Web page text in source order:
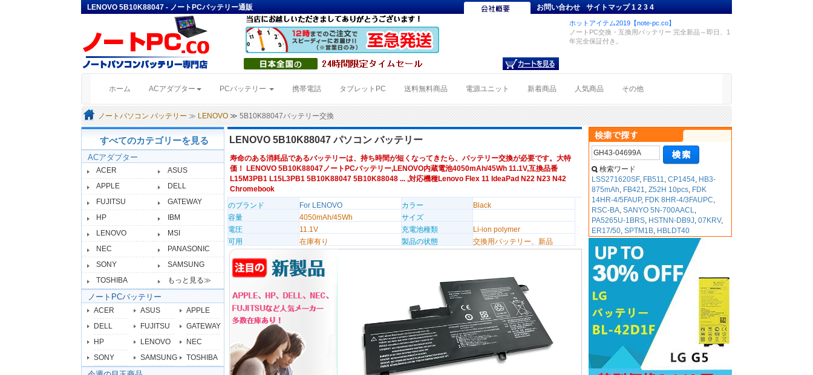
LENOVO 5B10K88047 - ノートPCバッテリー通販 お問い合わせ サイトマップ 1234
ホットアイテム2019【note-pc.co】
ノートPC交換・互換用バッテリー 完全新品～即日、1
年完全保証付き。
ホーム (current)ACアダプター PCバッテリー 携帯電話 タブレットPC 送料無料商品 電源ユニット 新着商品 人気商品 その他
ノートパソコン バッテリー ≫ LENOVO ≫ 5B10K88047バッテリー交換
すべてのカテゴリーを見る
ACアダプター
ACER
ASUS
APPLE
DELL
FUJITSU
GATEWAY
HP
IBM
LENOVO
MSI
NEC
PANASONIC
SONY
SAMSUNG
TOSHIBA
もっと見る≫
ノートPCバッテリー
ACER ASUS
APPLE
DELL
FUJITSU
GATEWAY
HP
LENOVO
NEC
SONY
SAMSUNG TOSHIBA
LENOVO 5B10K88047 パソコン バッテリー
寿命のある消耗品であるバッテリーは、持ち時間が短くなってきたら、バッテリー交換が必要です。大特
価！ LENOVO 5B10K88047ノートPCバッテリー,LENOVO内蔵電池4050mAh/45Wh 11.1V,互換品番
L15M3PB1 L15L3PB1 5B10K88047 5B10K88048 ... ,対応機種Lenovo Flex 11 IdeaPad N22 N23 N42
Chromebook
のブランド
For LENOVO カラー
Black
容量
4050mAh/45Wh
サイズ
電圧
11.1V 充電池種類
Li-ion polymer
可用
在庫有り 製品の状態 交換用バッテリー、新品
検索ワード
LSS271620SF, FB511,CP1454, HB3-
875mAh, FB421,Z52H 10pcs, FDK
14HR-4/5FAUP, FDK 8HR-4/3FAUPC,
RSC-BA,SANYO 5N-700AACL,
PA5265U-1BRS, HSTNN-DB9J,07KRV,
ER17/50,SPTM1B, HBLDT40